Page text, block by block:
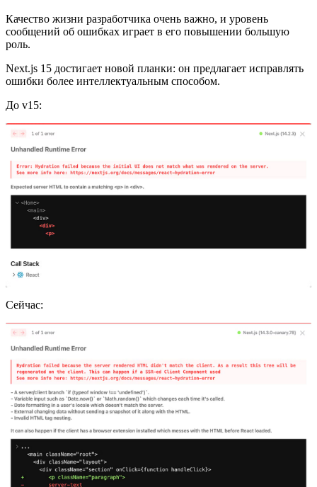
Качество жизни разработчика очень важно, и уровень
сообщений об ошибках играет в его повышении большую
роль.
Next.js 15 достигает новой планки: он предлагает исправлять
ошибки более интеллектуальным способом.
До v15:
Сейчас: